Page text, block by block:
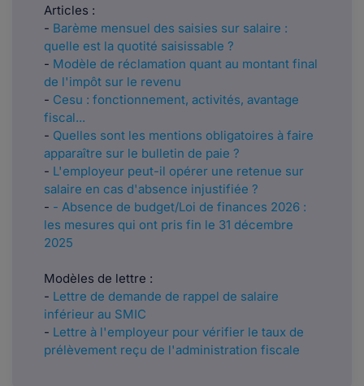
Articles :
- Barème mensuel des saisies sur salaire :
quelle est la quotité saisissable ?
- Modèle de réclamation quant au montant final
de l'impôt sur le revenu
- Cesu : fonctionnement, activités, avantage
fiscal...
- Quelles sont les mentions obligatoires à faire
apparaître sur le bulletin de paie ?
- L'employeur peut-il opérer une retenue sur
salaire en cas d'absence injustifiée ?
- - Absence de budget/Loi de finances 2026 :
les mesures qui ont pris fin le 31 décembre
2025
Modèles de lettre :
- Lettre de demande de rappel de salaire
inférieur au SMIC
- Lettre à l'employeur pour vérifier le taux de
prélèvement reçu de l'administration fiscale